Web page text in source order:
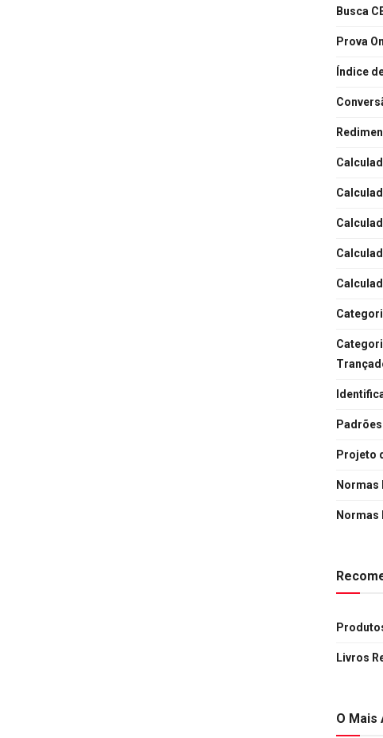
Busca
Prova
Índice
Projeto
Normas
Normas
Livros
O Mais